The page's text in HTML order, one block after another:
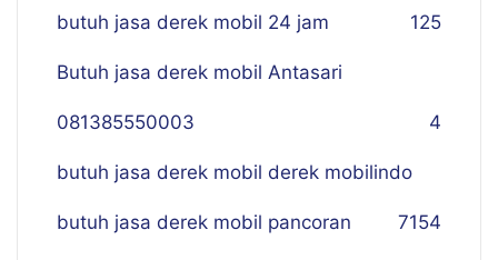
butuh jasa derek mobil 24 jam 125
Butuh jasa derek mobil Antasari
081385550003 4
butuh jasa derek mobil derek mobilindo
154
butuh jasa derek mobil pancoran 7